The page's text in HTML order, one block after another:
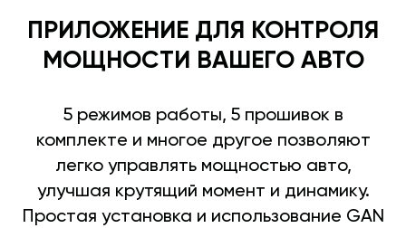
ПРИЛОЖЕНИЕ ДЛЯ КОНТРОЛЯ
МОЩНОСТИ ВАШЕГО АВТО
5 режимов работы, 5 прошивок в
комплекте и многое другое позволяют
легко управлять мощностью авто,
улучшая крутящий момент и динамику.
Простая установка и использование GAN